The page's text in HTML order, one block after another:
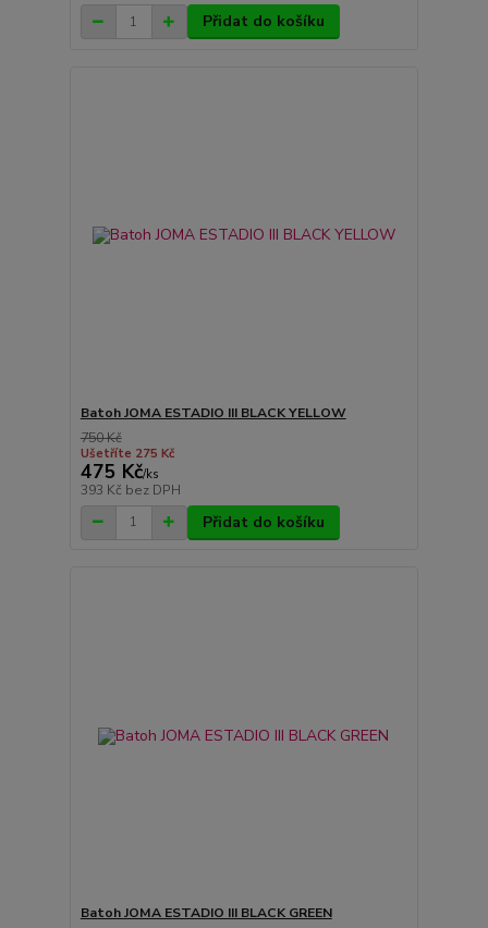
Přidat do košíku
Batoh JOMA ESTADIO III BLACK YELLOW
750 Kč
Ušetříte 275 Kč
475 Kč/ks
393 Kč bez DPH
Přidat do košíku
Batoh JOMA ESTADIO III BLACK GREEN